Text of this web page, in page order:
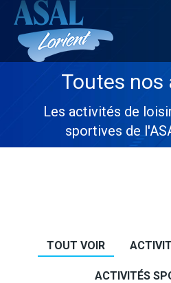
Toutes
Les activités de
sportives de
Vous êtes
TOUT VOIR
ACTIVITÉS